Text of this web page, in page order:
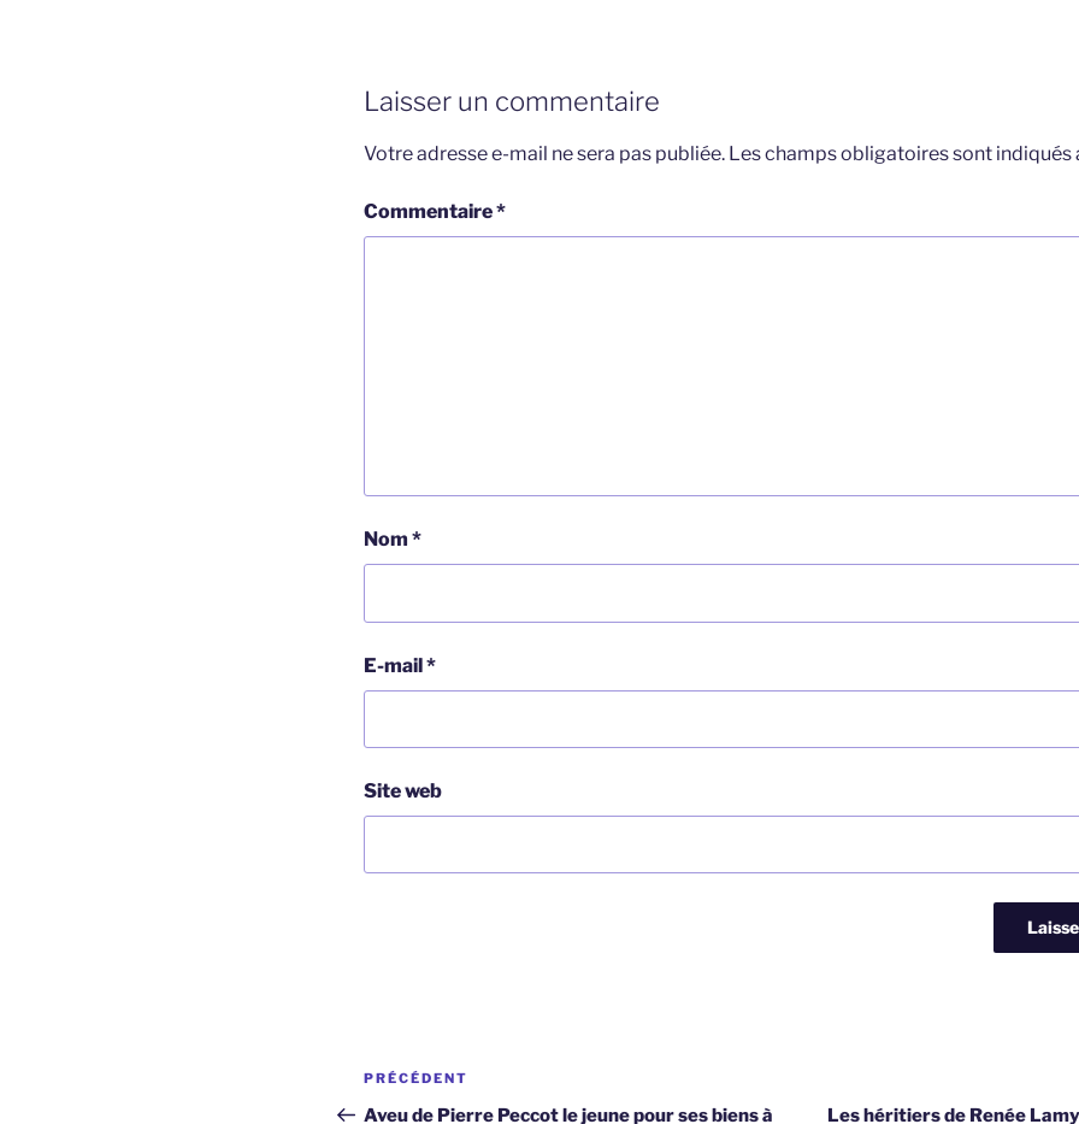
Laisser un commentaire
Votre adresse e-mail ne sera pas publiée. Les champs obligatoires sont indiqués
Commentaire*
Nom *
E-mail*
Site web
Navigation
de
Article
précédent
PRÉCÉDENT
Aveu de Pierre Peccot le jeune pour ses biens à
Les héritiers de Renée